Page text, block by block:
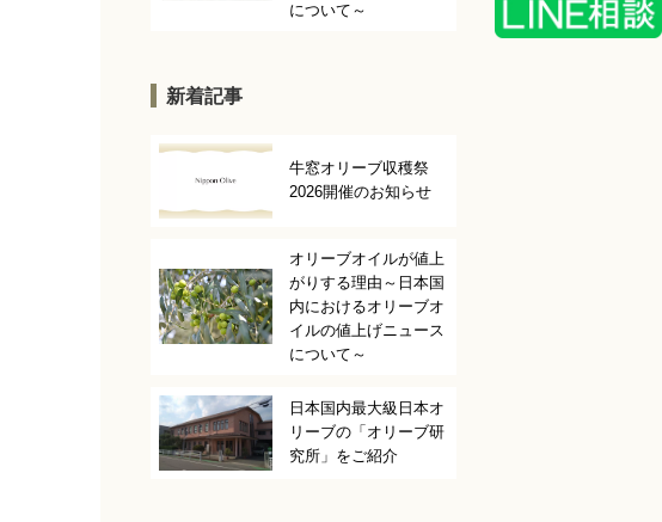
について～
新着記事
牛窓オリーブ収穫祭
2026開催のお知らせ
オリーブオイルが値上
がりする理由～日本国
内におけるオリーブオ
イルの値上げニュース
について～
日本国内最大級日本オ
リーブの「オリーブ研
究所」をご紹介